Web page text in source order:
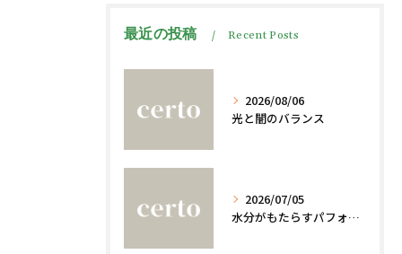
最近の投稿 Recent Posts
2026/08/06
光と闇のバランス
2026/07/05
水分がもたらすパフォーマンスへの影響